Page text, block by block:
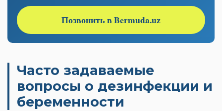
Позвонить в Bermuda.uz
Часто задаваемые
вопросы о дезинфекции и
беременности